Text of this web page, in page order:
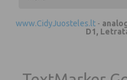
www.CidyJuosteles.lt-
D1,